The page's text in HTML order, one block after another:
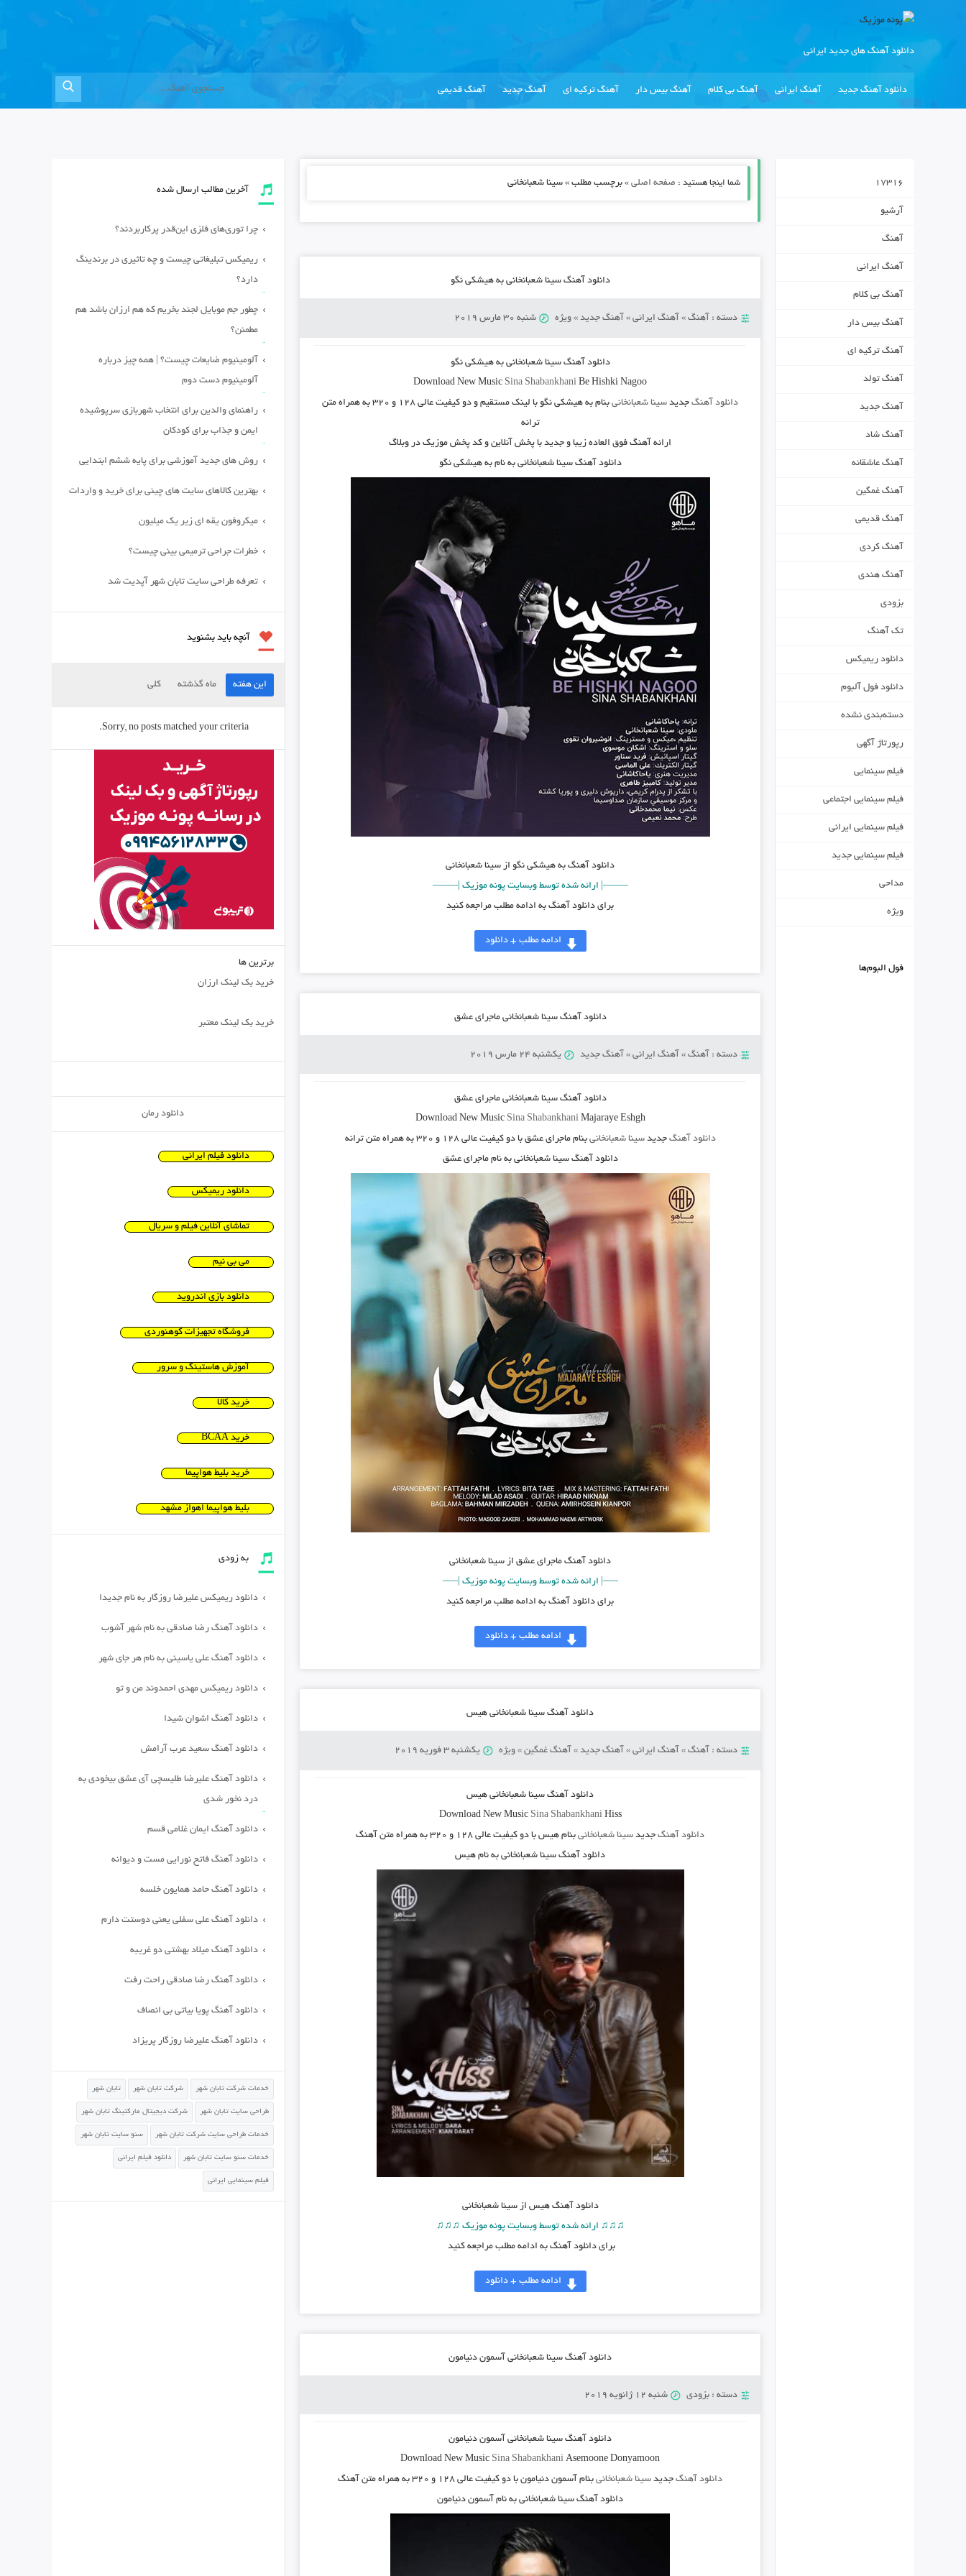
دانلود آهنگ های جدید ایرانی
دانلود آهنگ جدید آهنگ ایرانی آهنگ بی کلام آهنگ بیس دار آهنگ ترکیه ای آهنگ جدید آهنگ قدیمی
شما اینجا هستید : صفحه اصلی» برچسب مطلب » سینا شعبانخانی
دانلود آهنگ سینا شعبانخانی به هیشکی نگو
دسته : آهنگ» آهنگ ایرانی» آهنگ جدید» ویژه شنبه 30 مارس 2019
دانلود آهنگسینا شعبانخانی به هیشکی نگو
Download New Music Sina Shabankhani Be Hishki Nagoo
دانلود آهنگجدید سینا شعبانخانی بنام به هیشکی نگو
با لینک مستقیم و دو کیفیت عالی ۱۲۸ و ۳۲۰ به همراه متن
ترانه
ارائه آهنگ فوق العاده زیبا و جدید با پخش آنلاین و کد پخش موزیک در وبلاگ
دانلود آهنگ سینا شعبانخانی به نام به هیشکی نگو
دانلود آهنگبه هیشکی نگو از سینا شعبانخانی
——–| ارائه شده توسط وبسایت پونه موزیک |—–—
برای دانلود آهنگ به ادامه مطلب مراجعه کنید
ادامه مطلب + دانلود
دانلود آهنگ سینا شعبانخانی ماجرای عشق
دسته : آهنگ» آهنگ ایرانی» آهنگ جدید یکشنبه 24 مارس 2019
دانلود آهنگسینا شعبانخانی ماجرای عشق
Download New Music Sina ShabankhaniMajaraye Eshgh
دانلود آهنگ جدیدسینا شعبانخانی بنام ماجرای عشقبا دو کیفیت عالی ۱۲۸ و ۳۲۰ به همراه متن ترانه
دانلود آهنگ سینا شعبانخانی به نام ماجرای عشق
دانلود آهنگماجرای عشق از سینا شعبانخانی
—–| ارائه شده توسط وبسایت پونه موزیک |—–
برای دانلود آهنگ به ادامه مطلب مراجعه کنید
ادامه مطلب + دانلود
دانلود آهنگ سینا شعبانخانی هیس
دسته : آهنگ» آهنگ ایرانی» آهنگ جدید» آهنگ غمگین» ویژه یکشنبه 3 فوریه 2019
دانلود آهنگ سینا شعبانخانی هیس
Download New Music Sina ShabankhaniHiss
دانلود آهنگجدید سینا شعبانخانیبنام هیس با دو کیفیت عالی ۱۲۸ و ۳۲۰ به همراه متن آهنگ
دانلود آهنگ سینا شعبانخانی به نام هیس
دانلود آهنگ هیس از سینا شعبانخانی
♫♫♫ ارائه شده توسط وبسایت پونه موزیک ♫♫♫
برای دانلود آهنگ به ادامه مطلب مراجعه کنید
ادامه مطلب + دانلود
دانلود آهنگ سینا شعبانخانی آسمون دنیامون
دسته : بزودی شنبه 12 ژانویه 2019
دانلود آهنگ سینا شعبانخانی آسمون دنیامون
Download New Music Sina Shabankhani Asemoone Donyamoon
دانلود آهنگجدید سینا شعبانخانیبنام آسمون دنیامون با دو کیفیت عالی ۱۲۸ و ۳۲۰ به همراه متن آهنگ
دانلود آهنگ سینا شعبانخانی به نام آسمون دنیامون
17316
آرشیو
آهنگ
آهنگ ایرانی
آهنگ بی کلام
آهنگ بیس دار
آهنگ ترکیه ای
آهنگ تولد
آهنگ جدید
آهنگ شاد
آهنگ عاشقانه
آهنگ غمگین
آهنگ قدیمی
آهنگ کردی
آهنگ هندی
بزودی
تک آهنگ
دانلود ریمیکس
دانلود فول آلبوم
دسته‌بندی نشده
رپورتاژ آگهی
فیلم سینمایی
فیلم سینمایی اجتماعی
فیلم سینمایی ایرانی
فیلم سینمایی جدید
مداحی
ویژه
فول البوم‌ها
آخرین مطالب ارسال شده
چرا توری‌های فلزی این‌قدر پرکاربردند؟
ریمیکس تبلیغاتی چیست و چه تاثیری در برندینگ
دارد؟
چطور جم موبایل لجند بخریم که هم ارزان باشد هم
مطمئن؟
آلومینیوم ضایعات چیست؟ | همه چیز درباره
آلومینیوم دست دوم
راهنمای والدین برای انتخاب شهربازی سرپوشیده
ایمن و جذاب برای کودکان
روش های جدید آموزشی برای پایه ششم ابتدایی
بهترین کالاهای سایت های چینی برای خرید و واردات
میکروفون یقه ای زیر یک میلیون
خطرات جراحی ترمیمی بینی چیست؟
تعرفه طراحی سایت تابان شهر آپدیت شد
آنچه باید بشنوید
این هفته ماه گذشته کلی
Sorry, no posts matched your criteria.
برترین ها
خرید بک لینک ارزان
خرید بک لینک معتبر
دانلود رمان
دانلود فیلم ایرانی
دانلود ریمیکس
تماشای آنلاین فیلم و سریال
می بی نیم
دانلود بازی اندروید
فروشگاه تجهیزات کوهنوردی
آموزش هاستینگ و سرور
خرید کالا
خرید BCAA
خرید بلیط هواپیما
بلیط هواپیما اهواز مشهد
به زودی
دانلود ریمیکس علیرضا روزگار به نام جدیدا
دانلود آهنگ رضا صادقی به نام شهر آشوب
دانلود آهنگ علی یاسینی به نام هر جای شهر
دانلود ریمیکس مهدی احمدوند من و تو
دانلود آهنگ اشوان شیدا
دانلود آهنگ سعید عرب آرامش
دانلود آهنگ علیرضا طلیسچی آی عشق بیخودی به
درد نخور شدی
دانلود آهنگ ایمان غلامی قسم
دانلود آهنگ فاتح نورایی مست و دیوانه
دانلود آهنگ حامد همایون خلسه
دانلود آهنگ علی سفلی یعنی دوستت دارم
دانلود آهنگ میلاد بهشتی دو غریبه
دانلود آهنگ رضا صادقی راحت رفت
دانلود آهنگ پویا بیاتی بی انصاف
دانلود آهنگ علیرضا روزگار پریزاد
خدمات شرکت تابان شهر شرکت تابان شهر تابان شهر
طراحی سایت تابان شهر شرکت دیجیتال مارکتینگ تابان شهر
خدمات طراحی سایت شرکت تابان شهر سئو سایت تابان شهر
خدمات سئو سایت تابان شهر دانلود فیلم ایرانی
فیلم سینمایی ایرانی